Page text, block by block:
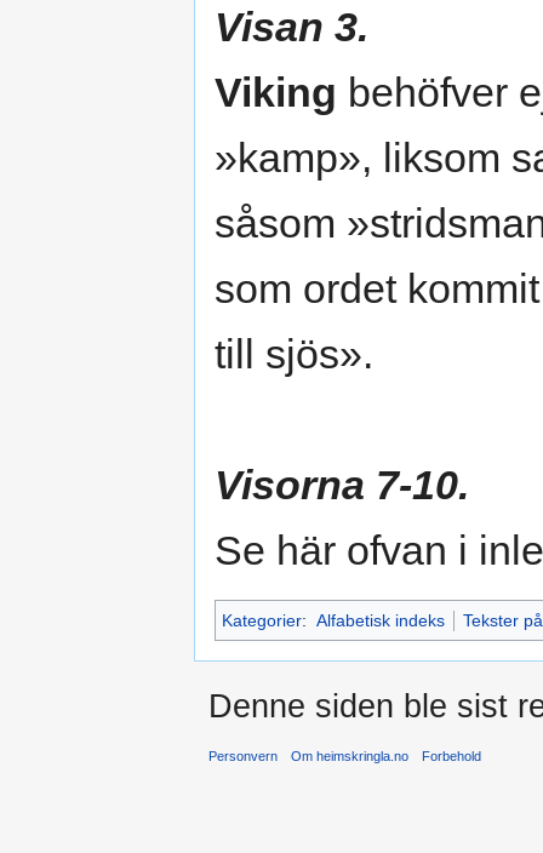
Visan 3.
Viking behöfver
»kamp», liksom
såsom
som ordet
till sjös».
Visorna 7-10.
Se här ofvan i
Kategorier: Alfabetisk indeks Tekster
Denne siden ble sist
Personvern Om heimskringla.no Forbehold